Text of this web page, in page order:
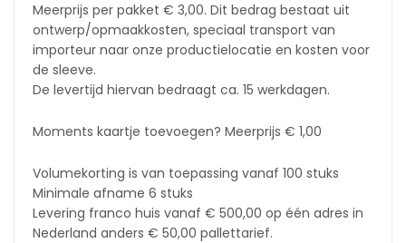
Meerprijs per pakket € 3,00. Dit bedrag bestaat uit
ontwerp/opmaakkosten, speciaal transport van
importeur naar onze productielocatie en kosten voor
de sleeve.
De levertijd hiervan bedraagt ca. 15 werkdagen.
Moments kaartje toevoegen? Meerprijs € 1,00
Volumekorting is van toepassing vanaf 100 stuks
Minimale afname 6 stuks
Levering franco huis vanaf € 500,00 op één adres in
Nederland anders € 50,00 pallettarief.